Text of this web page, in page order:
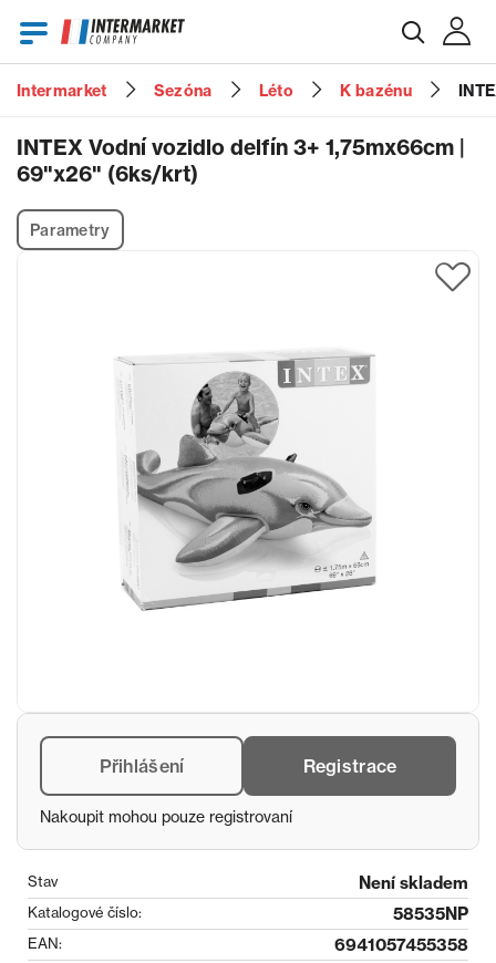
Heslo
Intermarket Sezóna Léto K bazénu
INTEX Vodní vozidlo delfín 3+ 1,75mx66cm |
69"x26" (6ks/krt)
Parametry
Přihlášení Registrace
Nakoupit mohou pouze registrovaní
Stav Není skladem
Katalogové číslo: 58535NP
EAN: 6941057455358